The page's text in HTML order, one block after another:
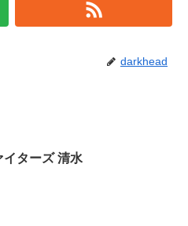
darkhead
イターズ 清水